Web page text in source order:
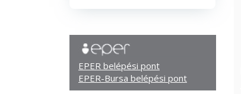
EPER belépési pont
EPER-Bursa belépési pont